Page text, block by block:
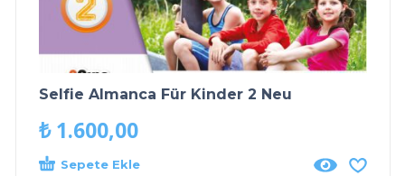
Selfie Almanca Für Kinder 2 Neu
₺1.600,00
Sepete Ekle